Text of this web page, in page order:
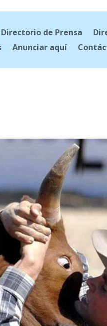
Directorio de Prensa
Anunciar aquí